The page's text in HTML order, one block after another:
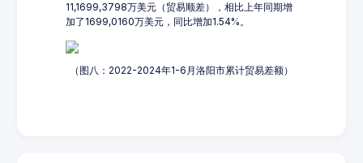
11,1699,3798万美元（贸易顺差），相比上年同期增
加了1699,0160万美元，同比增加1.54%。
（图八：2022-2024年1-6月洛阳市累计贸易差额）